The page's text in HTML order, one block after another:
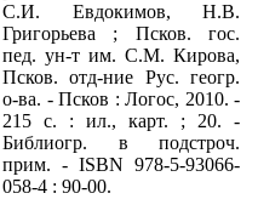
С.И. Евдокимов, Н.В.
Григорьева ; Псков. гос.
пед. ун-т им. С.М. Кирова,
Псков. отд-ние Рус. геогр.
о-ва. - Псков : Логос, 2010. -
215 с. : ил., карт. ; 20. -
Библиогр. в подстроч.
прим. - ISBN 978-5-93066-
058-4 : 90-00.